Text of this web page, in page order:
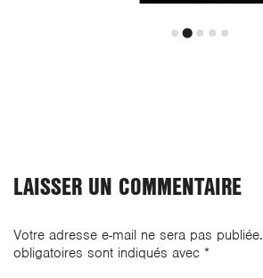
LAISSER UN COMMENTAIRE
Votre adresse e-mail ne sera pas publiée.
obligatoires sont indiqués avec *